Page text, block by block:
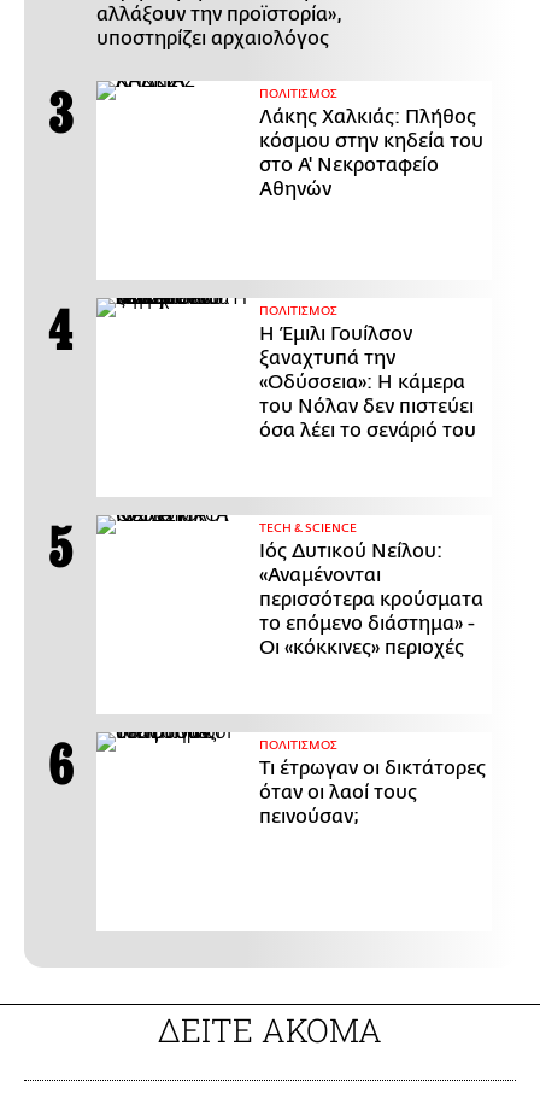
αλλάξουν την προϊστορία»,
υποστηρίζει αρχαιολόγος
ΠΟΛΙΤΙΣΜΟΣ
Λάκης Χαλκιάς: Πλήθος
κόσμου στην κηδεία του
στο Α' Νεκροταφείο
Αθηνών
ΠΟΛΙΤΙΣΜΟΣ
Η Έμιλι Γουίλσον
ξαναχτυπά την
«Οδύσσεια»: Η κάμερα
του Νόλαν δεν πιστεύει
όσα λέει το σενάριό του
ΤECH & SCIENCE
Ιός Δυτικού Νείλου:
«Αναμένονται
περισσότερα κρούσματα
το επόμενο διάστημα» -
Οι «κόκκινες» περιοχές
ΠΟΛΙΤΙΣΜΟΣ
Τι έτρωγαν οι δικτάτορες
όταν οι λαοί τους
πεινούσαν;
ΔΕΙΤΕ ΑΚΟΜΑ